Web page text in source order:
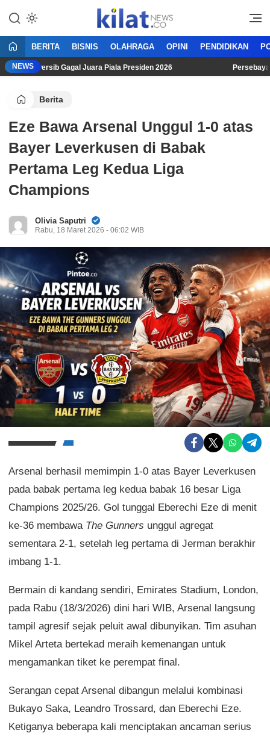
KilatNews.co
Mencerdaskan Anak Bangsa
BERITA BISNIS OLAHRAGA OPINI PENDIDIKAN
NEWS
Persib Gagal Juara Piala Presiden 2026 Persebaya
Berita
Eze Bawa Arsenal Unggul 1-0 atas
Bayer Leverkusen di Babak
Pertama Leg Kedua Liga
Champions
Olivia Saputri
Rabu, 18 Maret 2026 - 06:02 WIB
Arsenal berhasil memimpin 1-0 atas Bayer Leverkusen
pada babak pertama leg kedua babak 16 besar Liga
Champions 2025/26. Gol tunggal Eberechi Eze di menit
ke-36 membawa The Gunners unggul agregat
sementara 2-1, setelah leg pertama di Jerman berakhir
imbang 1-1.
Bermain di kandang sendiri, Emirates Stadium, London,
pada Rabu (18/3/2026) dini hari WIB, Arsenal langsung
tampil agresif sejak peluit awal dibunyikan. Tim asuhan
Mikel Arteta bertekad meraih kemenangan untuk
mengamankan tiket ke perempat final.
Serangan cepat Arsenal dibangun melalui kombinasi
Bukayo Saka, Leandro Trossard, dan Eberechi Eze.
Ketiganya beberapa kali menciptakan ancaman serius